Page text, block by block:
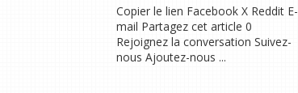
Copier le lien Facebook X Reddit E-
mail Partagez cet article 0
Rejoignez la conversation Suivez-
nous Ajoutez-nous ...